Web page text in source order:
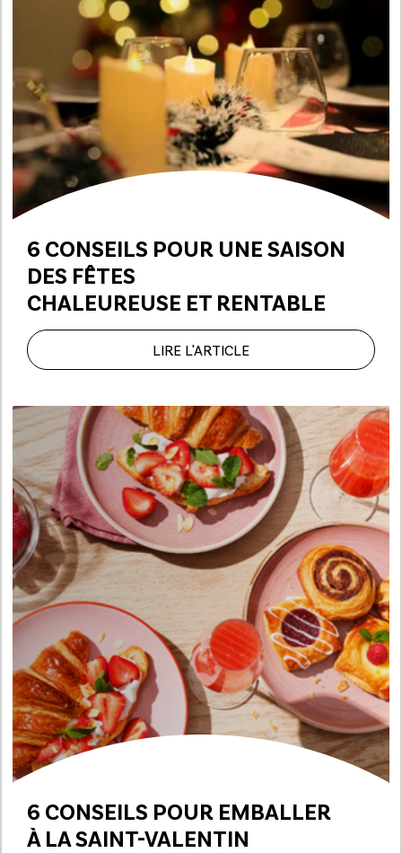
6 CONSEILS POUR UNE SAISON
DES FÊTES
CHALEUREUSE ET RENTABLE
LIRE L'ARTICLE
6 CONSEILS POUR EMBALLER
À LA SAINT-VALENTIN